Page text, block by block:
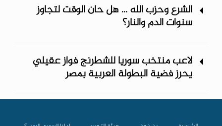
الشرع وحزب الله ... هل حان الوقت لتجاوز
سنوات الدم والنار؟
لاعب منتخب سوريا للشطرنج فواز عقيلي
يحرز فضية البطولة العربية بمصر